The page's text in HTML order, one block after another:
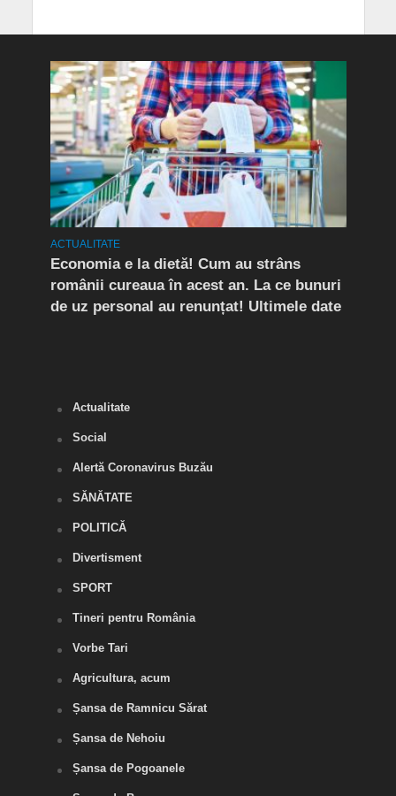
ACTUALITATE
Economia e la dietă! Cum au strâns
românii cureaua în acest an. La ce bunuri
de uz personal au renunțat! Ultimele date
Actualitate
Social
Alertă Coronavirus Buzău
SĂNĂTATE
POLITICĂ
Divertisment
SPORT
Tineri pentru România
Vorbe Tari
Agricultura, acum
Șansa de Ramnicu Sărat
Șansa de Nehoiu
Șansa de Pogoanele